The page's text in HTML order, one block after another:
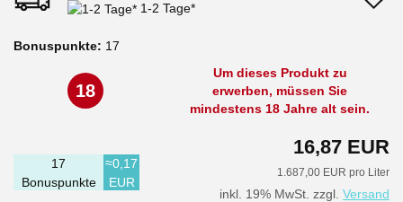
1-2 Tage*
Bonuspunkte: 17
18
Um dieses Produkt zu
erwerben, müssen Sie
mindestens 18 Jahre alt sein.
16,87 EUR
1.687,00 EUR pro Liter
inkl. 19% MwSt. zzgl. Versand
17
Bonuspunkte
≈0,17
EUR